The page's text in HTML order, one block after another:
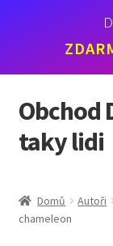
Přeskočit
na
navigaci
Přejít
k
obsahu
Obchod
taky lidi
Knihy
Domů Autoři
chameleon